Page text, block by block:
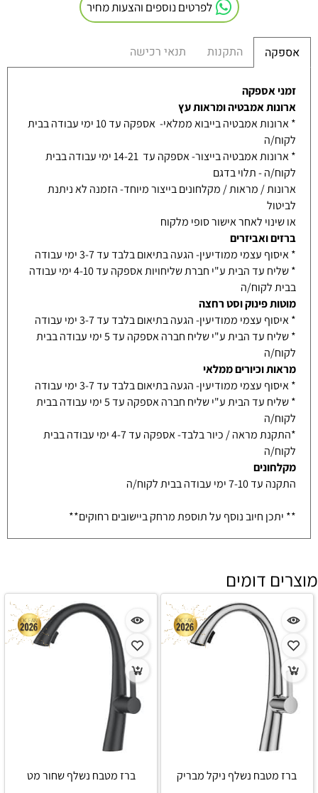
לפרטים נוספים והצעות מחיר
אספקה התקנות תנאי רכישה
זמני אספקה
ארונות אמבטיה ומראות עץ
* ארונות אמבטיה בייבוא ממלאי- אספקה עד 10 ימי עבודה בבית
לקוח/ה
* ארונות אמבטיה בייצור- אספקה עד 14-21 ימי עבודה בבית
לקוח/ה - תלוי בדגם
ארונות / מראות / מקלחונים בייצור מיוחד- הזמנה לא ניתנת
לביטול
או שינוי לאחר אישור סופי מלקוח
ברזים ואביזרים
* איסוף עצמי ממודיעין- הגעה בתיאום בלבד עד 3-7 ימי עבודה
* שליח עד הבית ע"י חברת שליחויות אספקה עד 4-10 ימי עבודה
בבית לקוח/ה
מוטות פינוק וסט רחצה
* איסוף עצמי ממודיעין- הגעה בתיאום בלבד עד 3-7 ימי עבודה
* שליח עד הבית ע"י שליח חברה אספקה עד 5 ימי עבודה בבית
לקוח/ה
מראות וכיורים ממלאי
* איסוף עצמי ממודיעין- הגעה בתיאום בלבד עד 3-7 ימי עבודה
* שליח עד הבית ע"י שליח חברה אספקה עד 5 ימי עבודה בבית
לקוח/ה
*התקנת מראה / כיור בלבד- אספקה עד 4-7 ימי עבודה בבית
לקוח/ה
מקלחונים
התקנה עד 7-10 ימי עבודה בבית לקוח/ה
** יתכן חיוב נוסף על תוספת מרחק ביישובים רחוקים**
מוצרים דומים
ברז מטבח נשלף ניקל מבריק ברז מטבח נשלף שחור מט